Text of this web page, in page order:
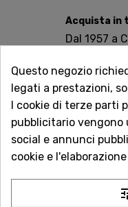
Acquista in
Dal 1957 a
Spedizioni
Consegna
dall'ordine
Servizio
qualsiasi
Questo negozio
legati a prestazioni,
I cookie di terze parti
pubblicitario
social e annunci
cookie e